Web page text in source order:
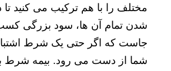
مختلف را با هم ترکیب می کنید
شدن تمام آن ها، سود بزرگی
جاست که اگر حتی یک شرط
شما از دست می رود. بیمه شرط